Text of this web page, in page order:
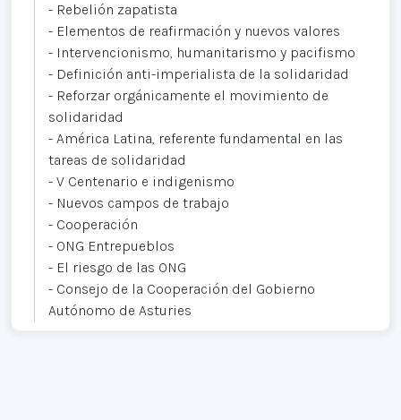
- Rebelión zapatista
- Elementos de reafirmación y nuevos valores
- Intervencionismo, humanitarismo y pacifismo
- Definición anti-imperialista de la solidaridad
- Reforzar orgánicamente el movimiento de
solidaridad
- América Latina, referente fundamental en las
tareas de solidaridad
- V Centenario e indigenismo
- Nuevos campos de trabajo
- Cooperación
- ONG Entrepueblos
- El riesgo de las ONG
- Consejo de la Cooperación del Gobierno
Autónomo de Asturies